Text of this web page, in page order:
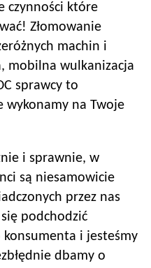
czynności które
Złomowanie
machin i
mobilna wulkanizacja
sprawcy to
wykonamy na Twoje
i sprawnie, w
są niesamowicie
przez nas
się podchodzić
i jesteśmy
dbamy o